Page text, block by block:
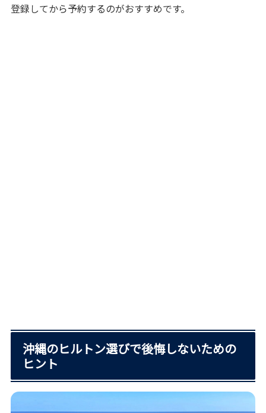
登録してから予約するのがおすすめです。
沖縄のヒルトン選びで後悔しないための
ヒント